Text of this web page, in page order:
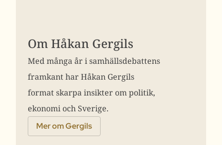
Om Håkan Gergils
Med många år i samhällsdebattens
framkant har Håkan Gergils
format skarpa insikter om politik,
ekonomi och Sverige.
Mer om Gergils